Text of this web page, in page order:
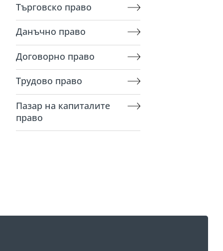
Търговско право
Данъчно право
Договорно право
Трудово право
Пазар на капиталите
право